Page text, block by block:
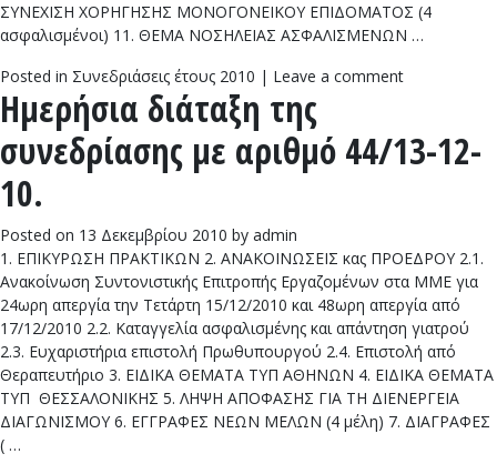
ΣΥΝΕΧΙΣΗ ΧΟΡΗΓΗΣΗΣ ΜΟΝΟΓΟΝΕΙΚΟΥ ΕΠΙΔΟΜΑΤΟΣ (4
ασφαλισμένοι) 11. ΘΕΜΑ ΝΟΣΗΛΕΙΑΣ ΑΣΦΑΛΙΣΜΕΝΩΝ …
Posted in Συνεδριάσεις έτους 2010 | Leave a comment
Ημερήσια διάταξη της
συνεδρίασης με αριθμό 44/13-12-
10.
Posted on 13 Δεκεμβρίου 2010 by admin
1. ΕΠΙΚΥΡΩΣΗ ΠΡΑΚΤΙΚΩΝ 2. ΑΝΑΚΟΙΝΩΣΕΙΣ κας ΠΡΟΕΔΡΟΥ 2.1.
Ανακοίνωση Συντονιστικής Επιτροπής Εργαζομένων στα ΜΜΕ για
24ωρη απεργία την Τετάρτη 15/12/2010 και 48ωρη απεργία από
17/12/2010 2.2. Καταγγελία ασφαλισμένης και απάντηση γιατρού
2.3. Ευχαριστήρια επιστολή Πρωθυπουργού 2.4. Επιστολή από
Θεραπευτήριο 3. ΕΙΔΙΚΑ ΘΕΜΑΤΑ ΤΥΠ ΑΘΗΝΩΝ 4. ΕΙΔΙΚΑ ΘΕΜΑΤΑ
ΤΥΠ ΘΕΣΣΑΛΟΝΙΚΗΣ 5. ΛΗΨΗ ΑΠΟΦΑΣΗΣ ΓΙΑ ΤΗ ΔΙΕΝΕΡΓΕΙΑ
ΔΙΑΓΩΝΙΣΜΟΥ 6. ΕΓΓΡΑΦΕΣ ΝΕΩΝ ΜΕΛΩΝ (4 μέλη) 7. ΔΙΑΓΡΑΦΕΣ
( …